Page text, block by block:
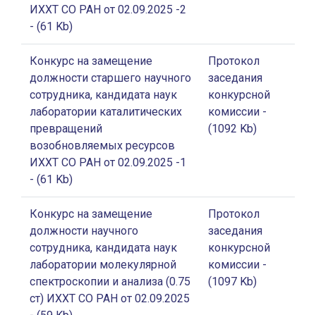
ИХХТ СО РАН от 02.09.2025 -2
- (61 Kb)
Конкурс на замещение
должности старшего научного
сотрудника, кандидата наук
лаборатории каталитических
превращений
возобновляемых ресурсов
ИХХТ СО РАН от 02.09.2025 -1
- (61 Kb)
Протокол
заседания
конкурсной
комиссии -
(1092 Kb)
Конкурс на замещение
должности научного
сотрудника, кандидата наук
лаборатории молекулярной
спектроскопии и анализа (0.75
ст) ИХХТ СО РАН от 02.09.2025
Протокол
заседания
конкурсной
комиссии -
(1097 Kb)